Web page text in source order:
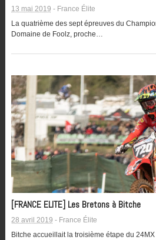
13 mai 2019 - France Élite
La quatrième des sept épreuves du
Domaine de Foolz, proche…
[FRANCE ELITE] Les Bretons à Bitche
28 avril 2019 - France Élite
Bitche accueillait la troisième étape du